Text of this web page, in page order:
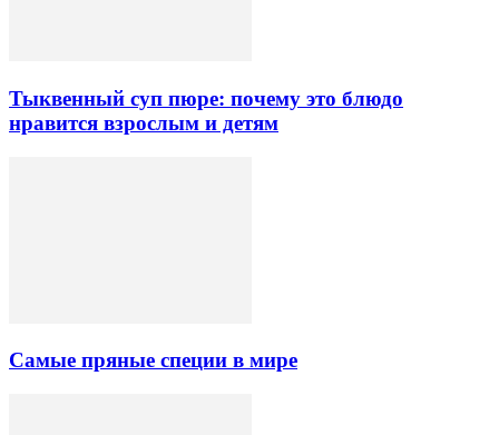
Тыквенный суп пюре: почему это блюдо
нравится взрослым и детям
Самые пряные специи в мире